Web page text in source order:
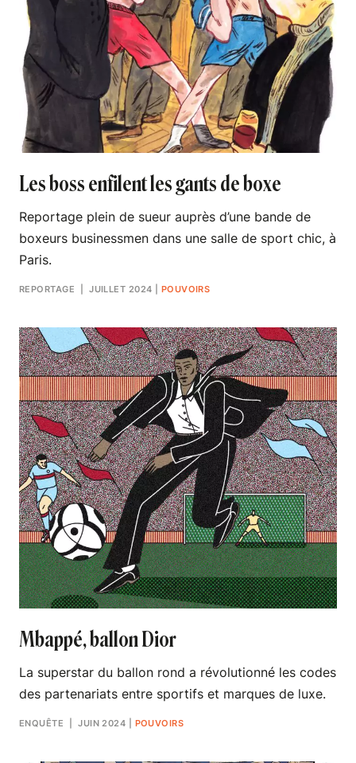
Les boss enfilent les gants de boxe
Reportage plein de sueur auprès d’une bande de
boxeurs businessmen dans une salle de sport chic, à
Paris.
REPORTAGE | JUILLET 2024 POUVOIRS
Mbappé, ballon Dior
La superstar du ballon rond a révolutionné les codes
des partenariats entre sportifs et marques de luxe.
ENQUÊTE | JUIN 2024 POUVOIRS